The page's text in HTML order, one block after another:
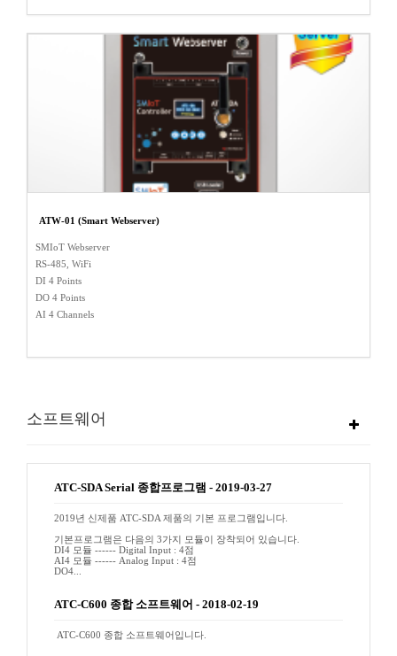
ATW-01 (Smart Webserver)
SMIoT Webserver
RS-485, WiFi
DI 4 Points
DO 4 Points
AI 4 Channels
소프트웨어
ATC-SDA Serial 종합프로그램 - 2019-03-27
2019년 신제품 ATC-SDA 제품의 기본 프로그램입니다.
기본프로그램은 다음의 3가지 모듈이 장착되어 있습니다.
DI4 모듈 ------ Digital Input : 4점
AI4 모듈 ------ Analog Input : 4점
DO4...
ATC-C600 종합 소프트웨어 - 2018-02-19
ATC-C600 종합 소프트웨어입니다.